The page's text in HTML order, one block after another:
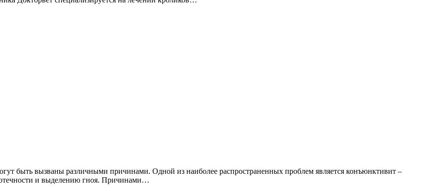
быть вызваны различными причинами. Одной из наиболее распространенных проблем является конъюнктивит –
отечности и выделению гноя. Причинами…